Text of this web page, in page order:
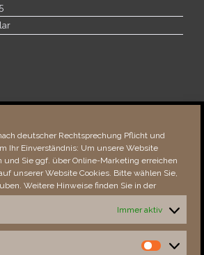
deutscher Rechtsprechung Pflicht und
Ihr Einverständnis: Um unsere Website
Sie ggf. über Online-Marketing erreichen
unserer Website Cookies. Bitte wählen Sie,
Weitere Hinweise finden Sie in der
Immer aktiv
Statistiken